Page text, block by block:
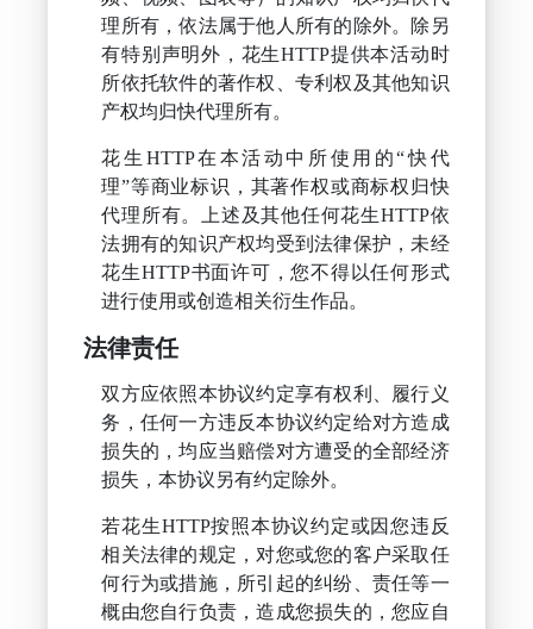
理所有，依法属于他人所有的除外。除另
有特别声明外，花生HTTP提供本活动时
所依托软件的著作权、专利权及其他知识
产权均归快代理所有。
花生HTTP在本活动中所使用的“快代
理”等商业标识，其著作权或商标权归快
代理所有。上述及其他任何花生HTTP依
法拥有的知识产权均受到法律保护，未经
花生HTTP书面许可，您不得以任何形式
进行使用或创造相关衍生作品。
法律责任
双方应依照本协议约定享有权利、履行义
务，任何一方违反本协议约定给对方造成
损失的，均应当赔偿对方遭受的全部经济
损失，本协议另有约定除外。
若花生HTTP按照本协议约定或因您违反
相关法律的规定，对您或您的客户采取任
何行为或措施，所引起的纠纷、责任等一
概由您自行负责，造成您损失的，您应自